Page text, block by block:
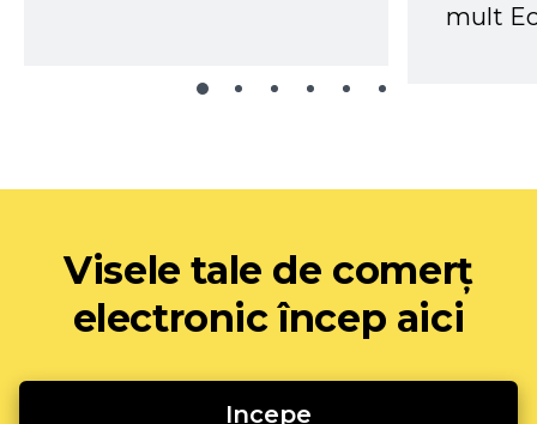
mult
Visele tale de comerț
electronic încep aici
Incepe